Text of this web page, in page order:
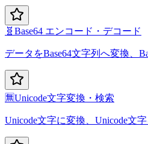
🧬 Base64 エンコード・デコード
データをBase64文字列へ変換、
🈚Unicode文字変換・検索
Unicode文字に変換、Unicode文